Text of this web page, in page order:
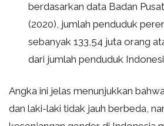
berdasarkan data Badan
(2020), jumlah penduduk
sebanyak 133,54 juta orang
dari jumlah penduduk
Angka ini jelas menunjukkan
dan laki-laki tidak jauh berbeda,